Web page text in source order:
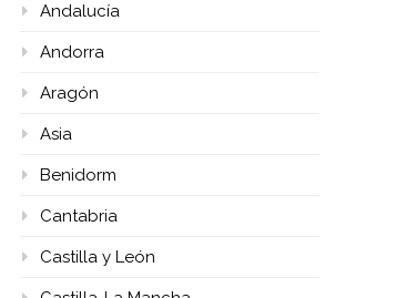
Andalucía
Andorra
Aragón
Asia
Benidorm
Cantabria
Castilla y León